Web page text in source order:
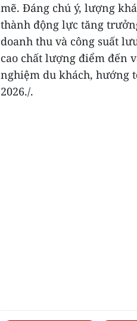
mẽ. Đáng chú ý, lượng
thành động lực tăng
doanh thu và công suất
cao chất lượng điểm đến
nghiệm du khách, hướng
2026./.